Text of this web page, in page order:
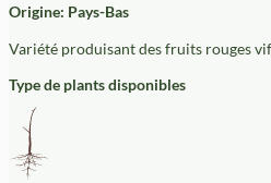
Origine: Pays-Bas
Variété produisant des fruits rouges
Type de plants disponibles